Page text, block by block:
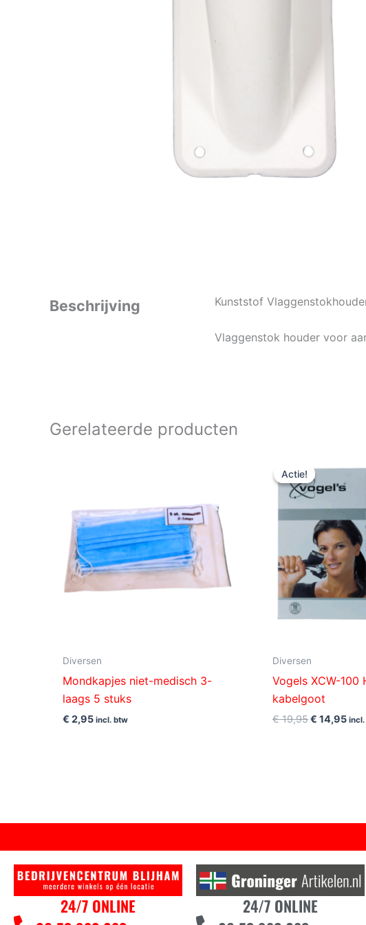
Beschrijving Kunststof
Vlaggenstok houder voor
Gerelateerde producten
Diversen
Mondkapjes niet-medisch 3-
laags 5 stuks
€ 2,95 incl. btw
Actie!
Actie!
Diversen
Vogels XCW-100
kabelgoot
€19,95
prijs
was:
€ 19,95.
€ 14,95
€
24/7 ONLINE
24/7 ONLINE